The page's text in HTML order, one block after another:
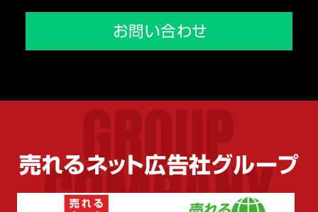
メディア掲載実績
会社を知る
環境を知る
お問い合わせ
売れるネット広告社グループ